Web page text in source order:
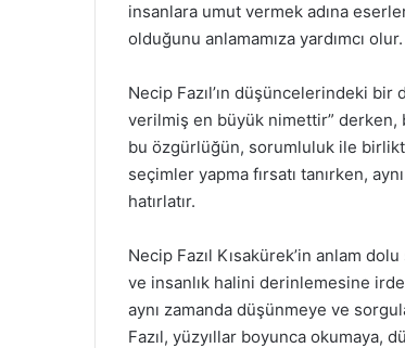
insanlara umut vermek adına
olduğunu anlamamıza yardımcı olur.
Necip Fazıl’ın düşüncelerindeki
verilmiş en büyük nimettir” derken,
bu özgürlüğün, sorumluluk ile
seçimler yapma fırsatı tanırken,
hatırlatır.
Necip Fazıl Kısakürek’in anlam
ve insanlık halini derinlemesine
aynı zamanda düşünmeye ve
Fazıl, yüzyıllar boyunca okumaya,